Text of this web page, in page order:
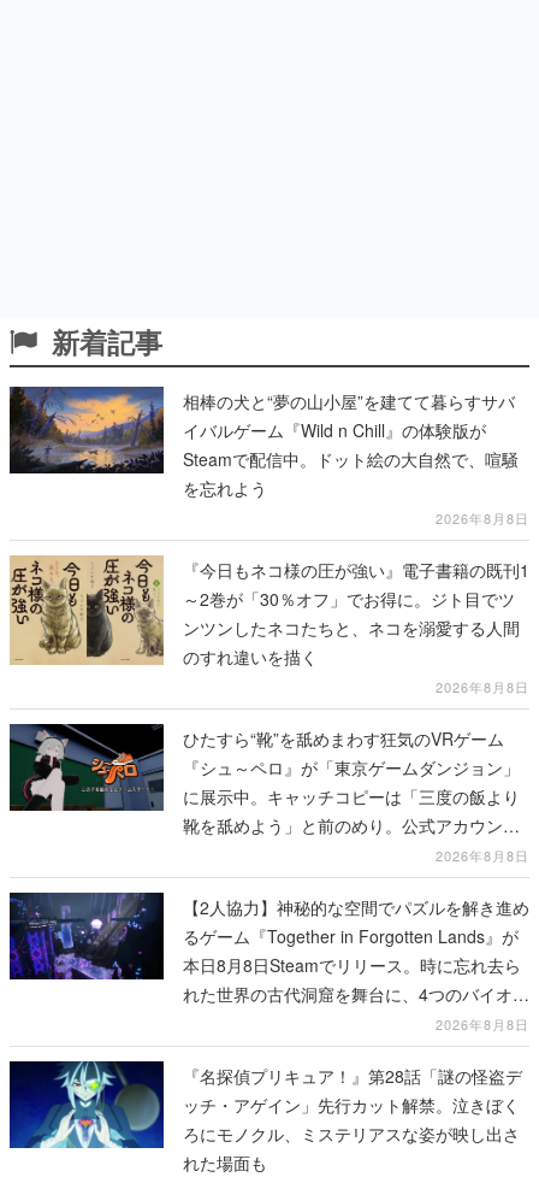
新着記事
相棒の犬と“夢の山小屋”を建てて暮らすサバ
イバルゲーム『Wild n Chill』の体験版が
Steamで配信中。ドット絵の大自然で、喧騒
を忘れよう
2026年8月8日
『今日もネコ様の圧が強い』電子書籍の既刊1
～2巻が「30％オフ」でお得に。ジト目でツ
ンツンしたネコたちと、ネコを溺愛する人間
のすれ違いを描く
2026年8月8日
ひたすら“靴”を舐めまわす狂気のVRゲーム
『シュ～ペロ』が「東京ゲームダンジョン」
に展示中。キャッチコピーは「三度の飯より
靴を舐めよう」と前のめり。公式アカウント
も開設され、2026年リリースに向けて開発中
2026年8月8日
【2人協力】神秘的な空間でパズルを解き進め
るゲーム『Together in Forgotten Lands』が
本日8月8日Steamでリリース。時に忘れ去ら
れた世界の古代洞窟を舞台に、4つのバイオー
2026年8月8日
『名探偵プリキュア！』第28話「謎の怪盗デ
ッチ・アゲイン」先行カット解禁。泣きぼく
ろにモノクル、ミステリアスな姿が映し出さ
れた場面も